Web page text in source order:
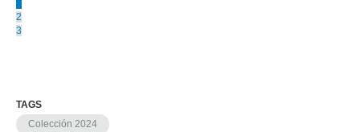
2
3
TAGS
Colección 2024